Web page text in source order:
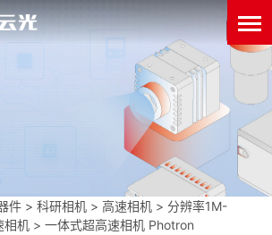
件 >科研相机 >高速相机 >分辨率1M-
相机 >一体式超高速相机 Photron